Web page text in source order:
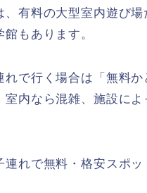
、有料の大型室内遊び
もあります。
れで行く場合は「無料
室内なら混雑、施設に
連れで無料・格安スポ